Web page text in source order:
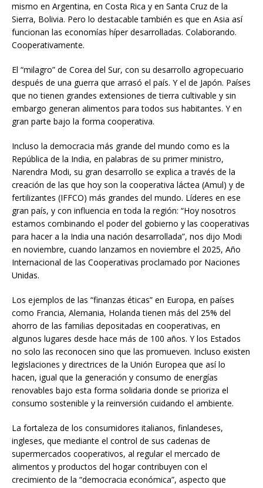
mismo en Argentina, en Costa Rica y en Santa Cruz de la
Sierra, Bolivia. Pero lo destacable también es que en Asia así
funcionan las economías híper desarrolladas. Colaborando.
Cooperativamente.
El “milagro” de Corea del Sur, con su desarrollo agropecuario
después de una guerra que arrasó el país. Y el de Japón. Países
que no tienen grandes extensiones de tierra cultivable y sin
embargo generan alimentos para todos sus habitantes. Y en
gran parte bajo la forma cooperativa.
Incluso la democracia más grande del mundo como es la
República de la India, en palabras de su primer ministro,
Narendra Modi, su gran desarrollo se explica a través de la
creación de las que hoy son la cooperativa láctea (Amul) y de
fertilizantes (IFFCO) más grandes del mundo. Líderes en ese
gran país, y con influencia en toda la región: “Hoy nosotros
estamos combinando el poder del gobierno y las cooperativas
para hacer a la India una nación desarrollada”, nos dijo Modi
en noviembre, cuando lanzamos en noviembre el 2025, Año
Internacional de las Cooperativas proclamado por Naciones
Unidas.
Los ejemplos de las “finanzas éticas” en Europa, en países
como Francia, Alemania, Holanda tienen más del 25% del
ahorro de las familias depositadas en cooperativas, en
algunos lugares desde hace más de 100 años. Y los Estados
no solo las reconocen sino que las promueven. Incluso existen
legislaciones y directrices de la Unión Europea que así lo
hacen, igual que la generación y consumo de energías
renovables bajo esta forma solidaria donde se prioriza el
consumo sostenible y la reinversión cuidando el ambiente.
La fortaleza de los consumidores italianos, finlandeses,
ingleses, que mediante el control de sus cadenas de
supermercados cooperativos, al regular el mercado de
alimentos y productos del hogar contribuyen con el
crecimiento de la “democracia económica”, aspecto que